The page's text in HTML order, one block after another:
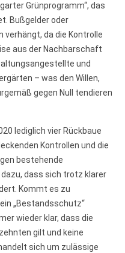
Grünprogramm“, das
Bußgelder oder
verhängt, da die Kontrolle
aus der Nachbarschaft
und
– was den Willen,
gegen Null tendieren
lediglich vier Rückbaue
Kontrollen und die
bestehende
dass sich trotz klarer
Kommt es zu
„Bestandsschutz“
wieder klar, dass die
gilt und keine
sich um zulässige